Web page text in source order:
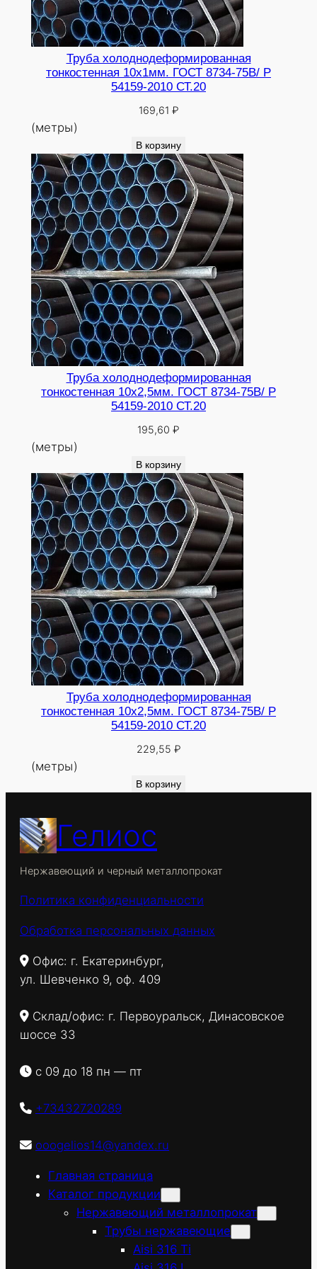
Труба холоднодеформированная
тонкостенная 10х1мм. ГОСТ 8734-75В/ Р
54159-2010 СТ.20
169,61 ₽
(метры)
В корзину
Труба холоднодеформированная
тонкостенная 10х2,5мм. ГОСТ 8734-75В/ Р
54159-2010 СТ.20
195,60 ₽
(метры)
В корзину
Труба холоднодеформированная
тонкостенная 10х2,5мм. ГОСТ 8734-75В/ Р
54159-2010 СТ.20
229,55 ₽
(метры)
В корзину
Гелиос
Нержавеющий и черный металлопрокат
Политика конфиденциальности
Обработка персональных данных
Офис: г. Екатеринбург,
ул. Шевченко 9, оф. 409
Склад/офис: г. Первоуральск, Динасовское
шоссе 33
с 09 до 18 пн — пт
+73432720289
ooogelios14@yandex.ru
Главная страница
Каталог продукции
Нержавеющий металлопрокат
Трубы нержавеющие
Aisi 316 Ti